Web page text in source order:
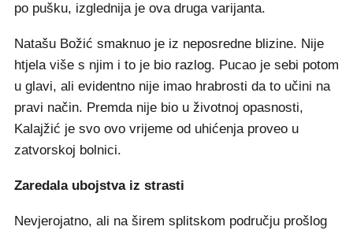
po pušku, izglednija je ova druga varijanta.
Natašu Božić smaknuo je iz neposredne blizine. Nije
htjela više s njim i to je bio razlog. Pucao je sebi potom
u glavi, ali evidentno nije imao hrabrosti da to učini na
pravi način. Premda nije bio u životnoj opasnosti,
Kalajžić je svo ovo vrijeme od uhićenja proveo u
zatvorskoj bolnici.
Zaredala ubojstva iz strasti
Nevjerojatno, ali na širem splitskom području prošlog